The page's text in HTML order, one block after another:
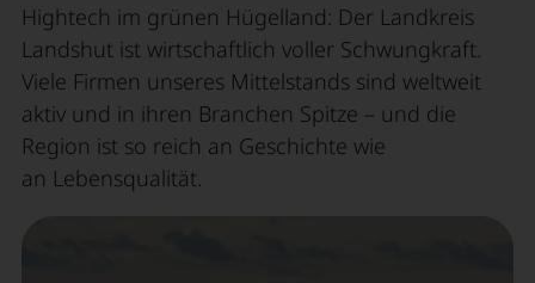
Hightech im grünen Hügelland: Der Landkreis
Landshut ist wirtschaftlich voller Schwungkraft.
Viele Firmen unseres Mittelstands sind weltweit
aktiv und in ihren Branchen Spitze – und die
Region ist so reich an Geschichte wie
an Lebensqualität.